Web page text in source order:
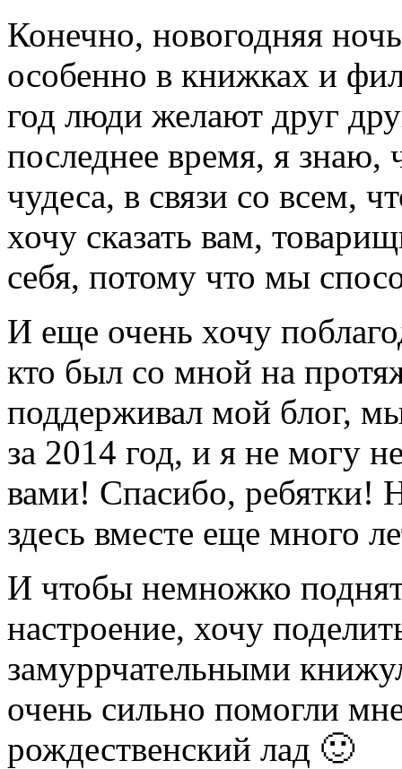
Конечно, новогодняя
особенно в книжках и
год люди желают друг
последнее время, я знаю,
чудеса, в связи со всем,
хочу сказать вам,
себя, потому что мы
И еще очень хочу
кто был со мной на
поддерживал мой блог,
за 2014 год, и я не могу
вами! Спасибо, ребятки!
здесь вместе еще много
И чтобы немножко
настроение, хочу
замуррчательными
очень сильно помогли
рождественский лад 🙂